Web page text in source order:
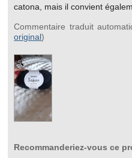
catona, mais il convient
Commentaire traduit
original)
Recommanderiez-vous ce